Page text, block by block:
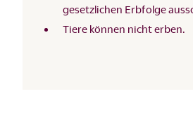
gesetzlichen Erbfolge
Tiere können nicht erben.